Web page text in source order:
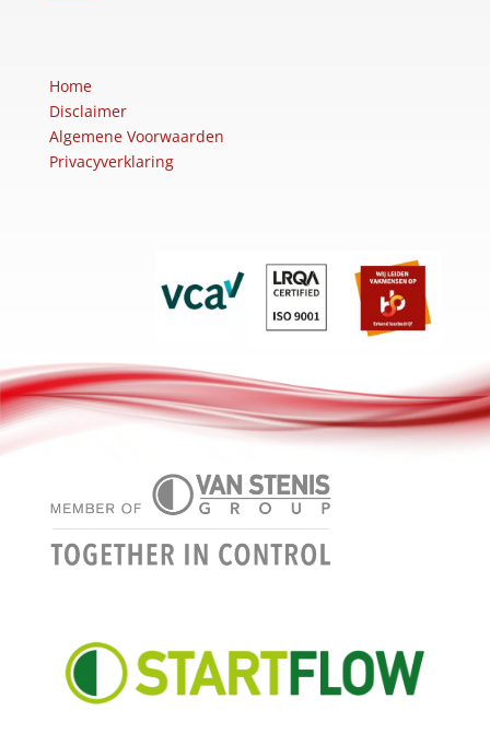
Home
Disclaimer
Algemene Voorwaarden
Privacyverklaring